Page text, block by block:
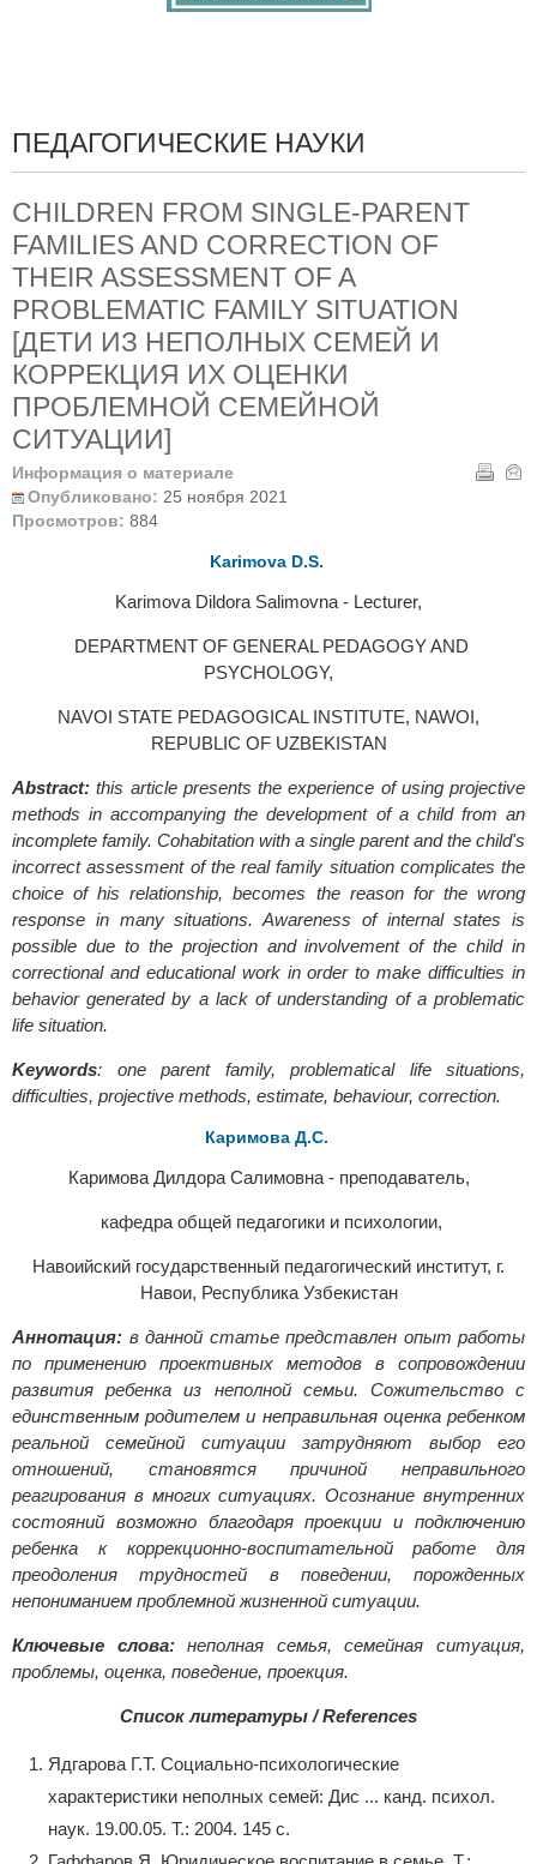
ПЕДАГОГИЧЕСКИЕ НАУКИ
CHILDREN FROM SINGLE-PARENT
FAMILIES AND CORRECTION OF
THEIR ASSESSMENT OF A
PROBLEMATIC FAMILY SITUATION
[ДЕТИ ИЗ НЕПОЛНЫХ СЕМЕЙ И
КОРРЕКЦИЯ ИХ ОЦЕНКИ
ПРОБЛЕМНОЙ СЕМЕЙНОЙ
СИТУАЦИИ]
Информация о материале
Опубликовано: 25 ноября 2021
Просмотров: 884
Karimova D.S.
Karimova Dildora Salimovna - Lecturer,
DEPARTMENT OF GENERAL PEDAGOGY AND
PSYCHOLOGY,
NAVОI STATE PEDAGOGICAL INSTITUTE, NAWОI,
REPUBLIC OF UZBEKISTAN
Abstract: this article presents the experience of using projective
methods in accompanying the development of a child from an
incomplete family. Cohabitation with a single parent and the child's
incorrect assessment of the real family situation complicates the
choice of his relationship, becomes the reason for the wrong
response in many situations. Awareness of internal states is
possible due to the projection and involvement of the child in
correctional and educational work in order to make difficulties in
behavior generated by a lack of understanding of a problematic
life situation.
Keywords: one parent family, problematical life situations,
difficulties, projective methods, estimate, behaviour, correction.
Каримова Д.С.
Каримова Дилдора Салимовна - преподаватель,
кафедра общей педагогики и психологии,
Навоийский государственный педагогический институт, г.
Навои, Республика Узбекистан
Аннотация: в данной статье представлен опыт работы
по применению проективных методов в сопровождении
развития ребенка из неполной семьи. Сожительство с
единственным родителем и неправильная оценка ребенком
реальной семейной ситуации затрудняют выбор его
отношений, становятся причиной неправильного
реагирования в многих ситуациях. Осознание внутренних
состояний возможно благодаря проекции и подключению
ребенка к коррекционно-воспитательной работе для
преодоления трудностей в поведении, порожденных
непониманием проблемной жизненной ситуации.
Ключевые слова:неполная семья, семейная ситуация,
проблемы, оценка, поведение, проекция.
Список литературы / References
Ядгарова Г.Т. Социально-психологические
характеристики неполных семей: Дис ... канд. психол.
наук. 19.00.05. Т.: 2004. 145 с.